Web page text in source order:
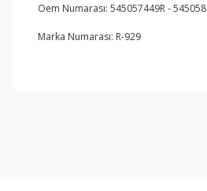
Oem Numarası: 545057449R -
Marka Numarası: R-929